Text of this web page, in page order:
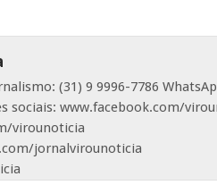
(31) 9 9996-7786
sociais: www.facebook.com/
virounoticia
jornalvirounoticia